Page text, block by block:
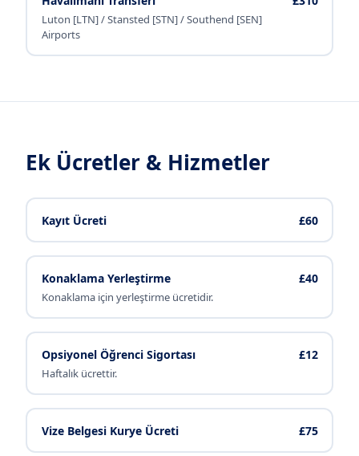
Luton [LTN] / Stansted [STN] / Southend [SEN]
Airports
Ek Ücretler & Hizmetler
Kayıt Ücreti £60
Konaklama Yerleştirme
Konaklama için yerleştirme ücretidir.
£40
Opsiyonel Öğrenci Sigortası
Haftalık ücrettir.
£12
Vize Belgesi Kurye Ücreti £75